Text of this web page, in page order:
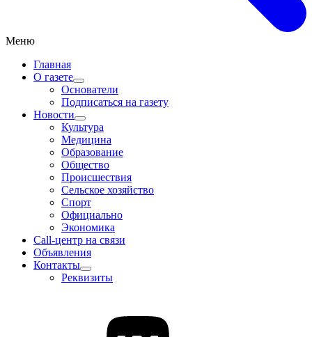
Меню
Главная
О газете
Основатели
Подписаться на газету
Новости
Культура
Медицина
Образование
Общество
Происшествия
Сельское хозяйство
Спорт
Официально
Экономика
Call-центр на связи
Объявления
Контакты
Реквизиты